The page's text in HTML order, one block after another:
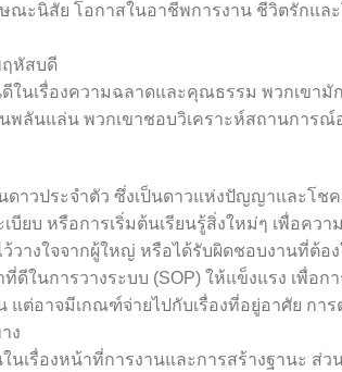
ณะนิสัย โอกาสในอาชีพการงาน ชีวิตรักแล
หัสบดี
ในเรื่องความฉลาดและคุณธรรม พวกเขามั
พลันแล่น พวกเขาชอบวิเคราะห์สถานการณ์
าวประจำตัว ซึ่งเป็นดาวแห่งปัญญาและโชค
เบียบ หรือการเริ่มต้นเรียนรู้สิ่งใหม่ๆ เพื่อคว
วางใจจากผู้ใหญ่ หรือได้รับผิดชอบงานที่ต้
ดีในการวางระบบ (SOP) ให้แข็งแรง เพื่อก
แต่อาจมีเกณฑ์จ่ายไปกับเรื่องที่อยู่อาศัย กา
ง
นเรื่องหน้าที่การงานและการสร้างฐานะ ส่